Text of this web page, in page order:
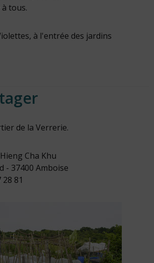
tous.
à l'entrée des jardins
de la Verrerie.
Hieng Cha Khu
- 37400 Amboise
28 81